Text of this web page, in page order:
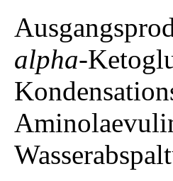
alpha-